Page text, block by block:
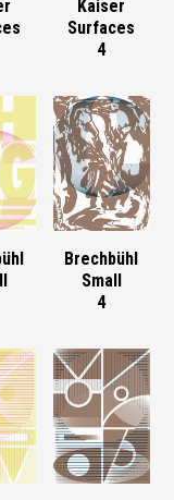
Kaiser
Surfaces
4
Brechbühl
Small
4